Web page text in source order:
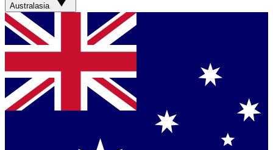
Australasia